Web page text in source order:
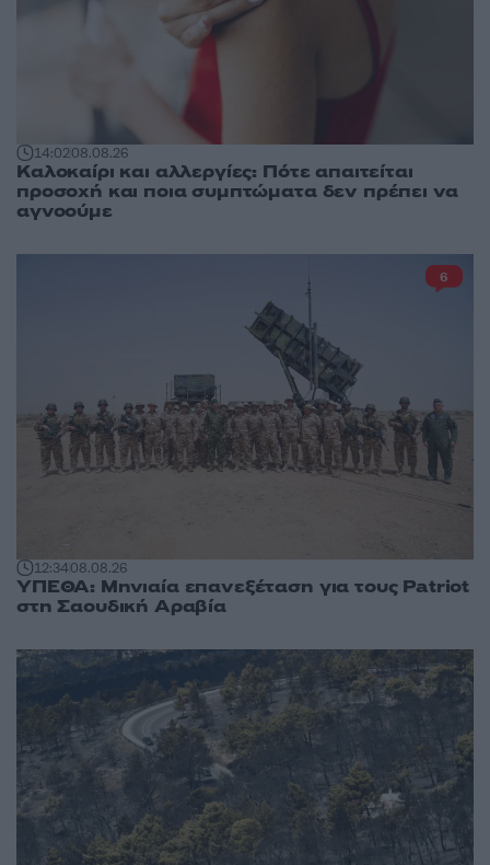
14:0208.08.26
Καλοκαίρι και αλλεργίες: Πότε απαιτείται
προσοχή και ποια συμπτώματα δεν πρέπει να
αγνοούμε
12:3408.08.26
ΥΠΕΘΑ: Μηνιαία επανεξέταση για τους Patriot
στη Σαουδική Αραβία
6